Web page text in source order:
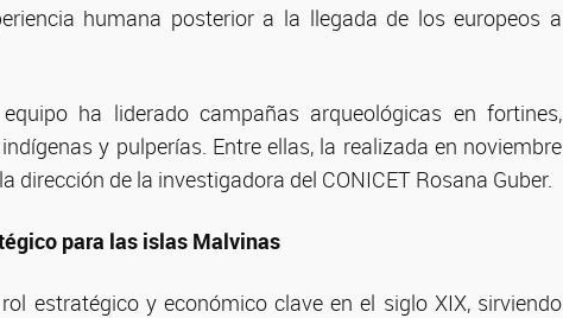
humana posterior a la llegada de los europeos a
ha liderado campañas arqueológicas en fortines,
y pulperías. Entre ellas, la realizada en noviembre
dirección de la investigadora del CONICET Rosana Guber.
para las islas Malvinas
estratégico y económico clave en el siglo XIX, sirviendo